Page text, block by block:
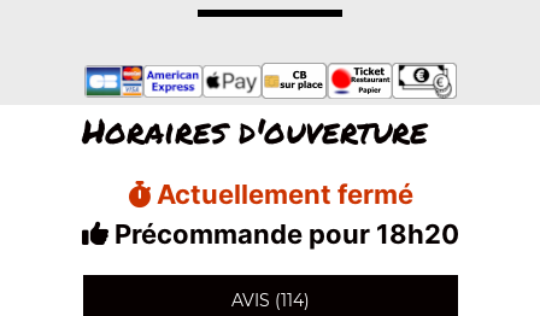
Horaires d'ouverture
Actuellement fermé
Précommande pour 18h20
AVIS (114)